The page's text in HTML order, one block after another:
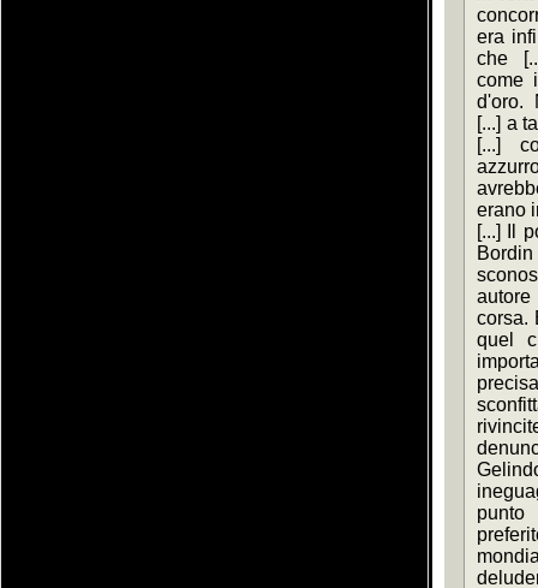
era
che
come
d'oro.
[...] a
[...]
erano
[...] Il
corsa.
quel